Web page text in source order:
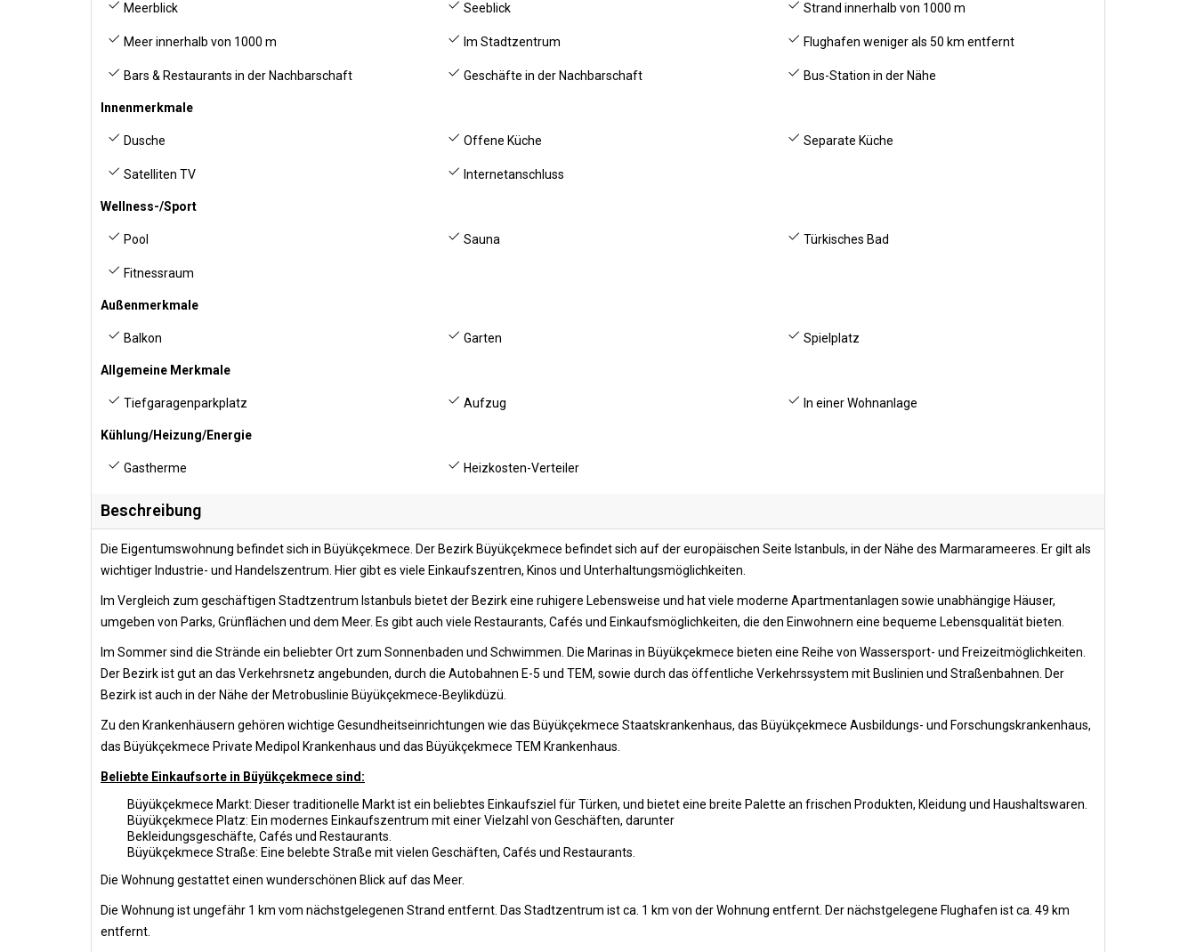
Meerblick Seeblick Strand innerhalb von 1000 m
Meer innerhalb von 1000 m Im Stadtzentrum Flughafen weniger als 50 km entfernt
Bars & Restaurants in der Nachbarschaft Geschäfte in der Nachbarschaft Bus-Station in der Nähe
Innenmerkmale
Dusche Offene Küche Separate Küche
Satelliten TV Internetanschluss
Wellness-/Sport
Pool Sauna Türkisches Bad
Fitnessraum
Außenmerkmale
Balkon Garten Spielplatz
Allgemeine Merkmale
Tiefgaragenparkplatz Aufzug In einer Wohnanlage
Kühlung/Heizung/Energie
Gastherme Heizkosten-Verteiler
Beschreibung
Die Eigentumswohnung befindet sich in Büyükçekmece. Der Bezirk Büyükçekmece befindet sich auf der europäischen Seite Istanbuls, in der Nähe des Marmarameeres. Er gilt als
wichtiger Industrie- und Handelszentrum. Hier gibt es viele Einkaufszentren, Kinos und Unterhaltungsmöglichkeiten.
Im Vergleich zum geschäftigen Stadtzentrum Istanbuls bietet der Bezirk eine ruhigere Lebensweise und hat viele moderne Apartmentanlagen sowie unabhängige Häuser,
umgeben von Parks, Grünflächen und dem Meer. Es gibt auch viele Restaurants, Cafés und Einkaufsmöglichkeiten, die den Einwohnern eine bequeme Lebensqualität bieten.
Im Sommer sind die Strände ein beliebter Ort zum Sonnenbaden und Schwimmen. Die Marinas in Büyükçekmece bieten eine Reihe von Wassersport- und Freizeitmöglichkeiten.
Der Bezirk ist gut an das Verkehrsnetz angebunden, durch die Autobahnen E-5 und TEM, sowie durch das öffentliche Verkehrssystem mit Buslinien und Straßenbahnen. Der
Bezirk ist auch in der Nähe der Metrobuslinie Büyükçekmece-Beylikdüzü.
Zu den Krankenhäusern gehören wichtige Gesundheitseinrichtungen wie das Büyükçekmece Staatskrankenhaus, das Büyükçekmece Ausbildungs- und Forschungskrankenhaus,
das Büyükçekmece Private Medipol Krankenhaus und das Büyükçekmece TEM Krankenhaus.
Beliebte Einkaufsorte in Büyükçekmece sind:
Büyükçekmece Markt: Dieser traditionelle Markt ist ein beliebtes Einkaufsziel für Türken, und bietet eine breite Palette an frischen Produkten, Kleidung und Haushaltswaren.
Büyükçekmece Platz: Ein modernes Einkaufszentrum mit einer Vielzahl von Geschäften, darunter
Bekleidungsgeschäfte, Cafés und Restaurants.
Büyükçekmece Straße: Eine belebte Straße mit vielen Geschäften, Cafés und Restaurants.
Die Wohnung gestattet einen wunderschönen Blick auf das Meer.
Die Wohnung ist ungefähr 1 km vom nächstgelegenen Strand entfernt. Das Stadtzentrum ist ca. 1 km von der Wohnung entfernt. Der nächstgelegene Flughafen ist ca. 49 km
entfernt.